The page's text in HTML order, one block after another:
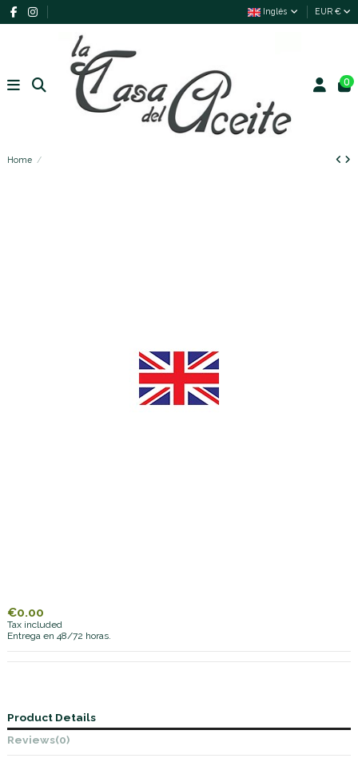
Inglés EUR €
0
Home
€0.00
Tax included
Entrega en 48/72 horas.
Product Details
Reviews(0)